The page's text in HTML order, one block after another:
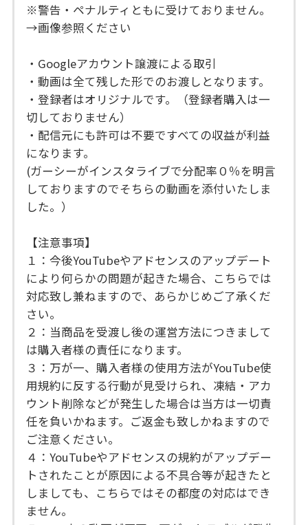
※警告・ペナルティともに受けておりません。
→画像参照ください
・Googleアカウント譲渡による取引
・動画は全て残した形でのお渡しとなります。
・登録者はオリジナルです。（登録者購入は一
切しておりません）
・配信元にも許可は不要ですべての収益が利益
になります。
(ガーシーがインスタライブで分配率０％を明言
しておりますのでそちらの動画を添付いたしま
した。）
【注意事項】
１：今後YouTubeやアドセンスのアップデート
により何らかの問題が起きた場合、こちらでは
対応致し兼ねますので、あらかじめご了承くだ
さい。
２：当商品を受渡し後の運営方法につきまして
は購入者様の責任になります。
３：万が一、購入者様の使用方法がYouTube使
用規約に反する行動が見受けられ、凍結・アカ
ウント削除などが発生した場合は当方は一切責
任を負いかねます。ご返金も致しかねますので
ご注意ください。
４：YouTubeやアドセンスの規約がアップデー
トされたことが原因による不具合等が起きたと
しましても、こちらではその都度の対応はでき
ません。